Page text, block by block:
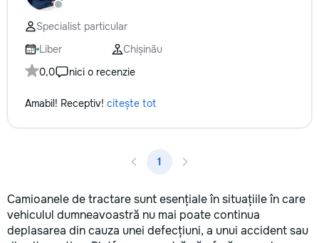
Specialist particular
Liber
Chișinău
0,0
nici o recenzie
Amabil! Receptiv! citește tot
1
Camioanele de tractare sunt esențiale în situațiile în care
vehiculul dumneavoastră nu mai poate continua
deplasarea din cauza unei defecțiuni, a unui accident sau